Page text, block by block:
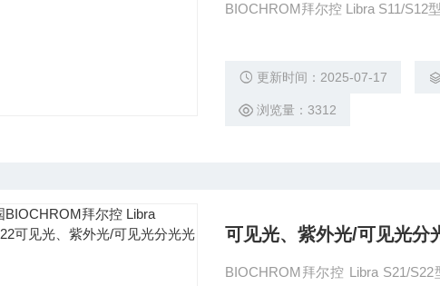
BIOCHROM拜尔控 Libra S11/S12
更新时间：2025-07-17
浏览量：3312
可见光、紫外光/可见光分
BIOCHROM拜尔控 Libra S21/